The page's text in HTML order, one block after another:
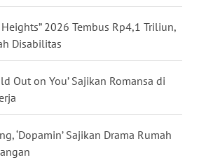
2026 Tembus Rp4,1 Triliun,
Disabilitas
Out on You’ Sajikan Romansa di
‘Dopamin’ Sajikan Drama Rumah